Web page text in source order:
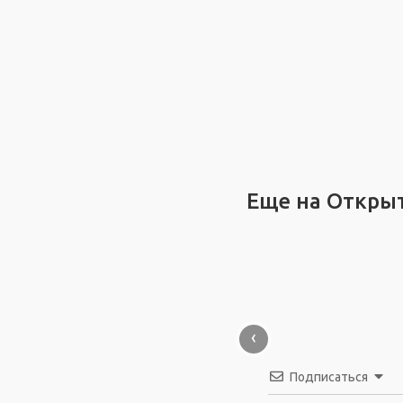
Еще на
‹
Подписаться